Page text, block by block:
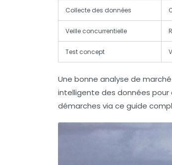
Collecte des données
Veille concurrentielle
Test concept
Une bonne analyse de
intelligente des données
démarches via ce guide